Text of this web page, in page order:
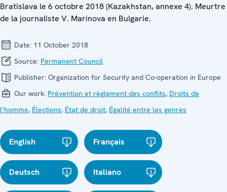
Bratislava le 6 octobre 2018 (Kazakhstan, annexe 4). Meurtre
de la journaliste V. Marinova en Bulgarie.
Date: 11 October 2018
Source: Permanent Council
Publisher: Organization for Security and Co-operation in Europe
Our work: Prévention et règlement des conflits, Droits de
l’homme, Élections, État de droit, Égalité entre les genres
English Français
Deutsch Italiano